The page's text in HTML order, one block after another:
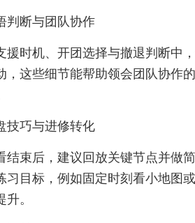
判断与团队协作
援时机、开团选择与撤退判断中
，这些细节能帮助领会团队协作
技巧与进修转化
结束后，建议回放关键节点并做
习目标，例如固定时刻看小地图
。